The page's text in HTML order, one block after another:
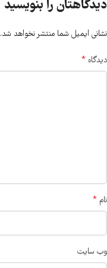
دیدگاهتان را بنویسید
نشانی ایمیل شما منتشر نخواهد شد.
دیدگاه *
نام *
وب‌ سایت